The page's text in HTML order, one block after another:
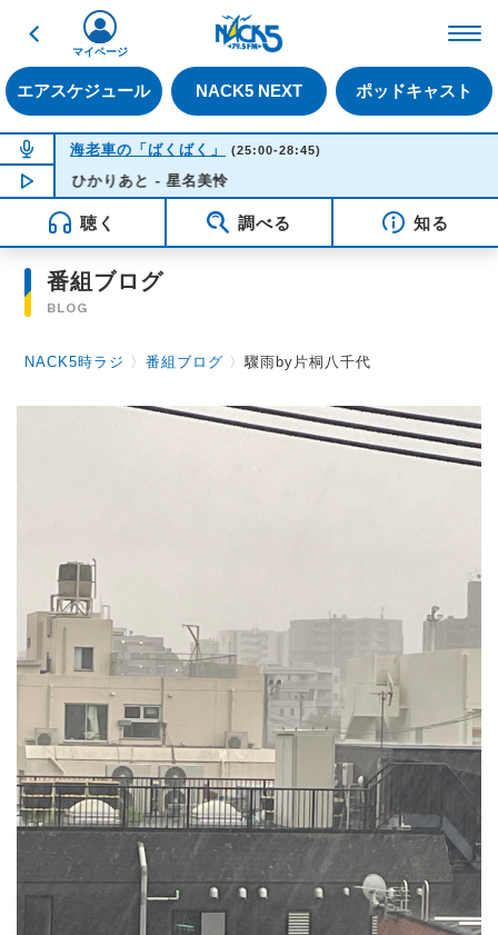
戻る
エアスケジュール NACK5 NEXT ポッドキャスト
マイページ
NOW ON AIR
海老車の「ばくばく」 (25:00-28:45)
NOW PLAYING02:34
ひかりあと - 星名美怜
聴く 調べる 知る
番組ブログ
BLOG
NACK5時ラジ 〉番組ブログ 〉驟雨by片桐八千代